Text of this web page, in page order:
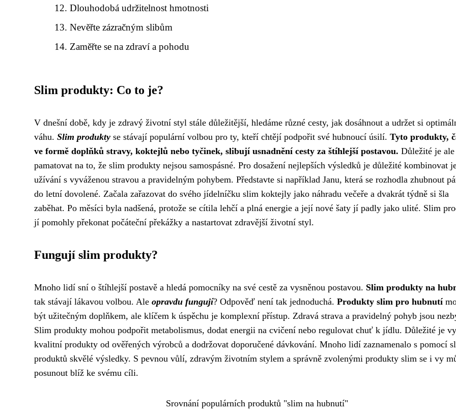
Dlouhodobá udržitelnost hmotnosti
Nevěřte zázračným slibům
Zaměřte se na zdraví a pohodu
Slim produkty: Co to je?
V dnešní době, kdy je zdravý životní styl stále důležitější, hledáme různé cesty, jak dosáhnout a udržet si
váhu. Slim produkty se stávají populární volbou pro ty, kteří chtějí podpořit své hubnoucí úsilí. Tyto produkty,
ve formě doplňků stravy, koktejlů nebo tyčinek, slibují usnadnění cesty za štíhlejší postavou. Důležité je ale
pamatovat na to, že slim produkty nejsou samospásné. Pro dosažení nejlepších výsledků je důležité kombinovat
užívání s vyváženou stravou a pravidelným pohybem. Představte si například Janu, která se rozhodla zhubnout
do letní dovolené. Začala zařazovat do svého jídelníčku slim koktejly jako náhradu večeře a dvakrát týdně si šla
zaběhat. Po měsíci byla nadšená, protože se cítila lehčí a plná energie a její nové šaty jí padly jako ulité. Slim
jí pomohly překonat počáteční překážky a nastartovat zdravější životní styl.
Fungují slim produkty?
Mnoho lidí sní o štíhlejší postavě a hledá pomocníky na své cestě za vysněnou postavou. Slim produkty na
tak stávají lákavou volbou. Ale opravdu fungují? Odpověď není tak jednoduchá. Produkty slim pro hubnutí
být užitečným doplňkem, ale klíčem k úspěchu je komplexní přístup. Zdravá strava a pravidelný pohyb jsou
Slim produkty mohou podpořit metabolismus, dodat energii na cvičení nebo regulovat chuť k jídlu. Důležité je
kvalitní produkty od ověřených výrobců a dodržovat doporučené dávkování. Mnoho lidí zaznamenalo s pomocí
produktů skvělé výsledky. S pevnou vůlí, zdravým životním stylem a správně zvolenými produkty slim se i vy
posunout blíž ke svému cíli.
Srovnání populárních produktů "slim na hubnutí"